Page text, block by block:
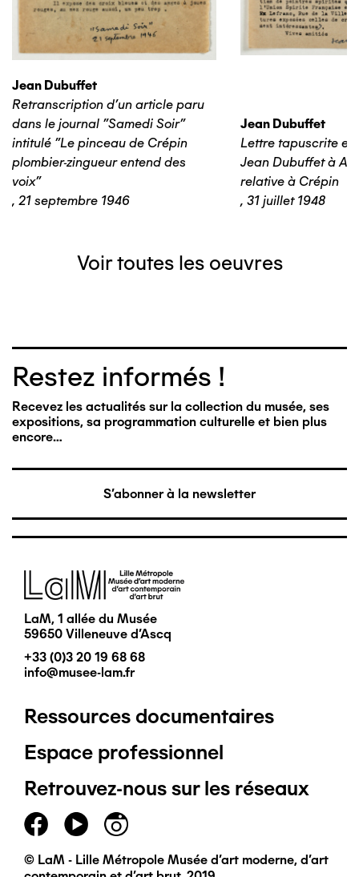
Jean Dubuffet
Retranscription d'un article paru
dans le journal "Samedi Soir"
intitulé "Le pinceau de Crépin
plombier-zingueur entend des
voix"
, 21 septembre 1946
Jean Dubuffet
Lettre tapuscrite et
Jean Dubuffet à
relative à Crépin
, 31 juillet 1948
Voir toutes les oeuvres
Restez informés !
Recevez les actualités sur la collection du musée, ses
expositions, sa programmation culturelle et bien plus
encore…
S'abonner à la newsletter
Image
LaM, 1 allée du Musée
59650 Villeneuve d'Ascq
+33 (0)3 20 19 68 68
info@musee-lam.fr
Pied
de
page
principal
Ressources documentaires
Espace professionnel
Retrouvez-nous sur les réseaux
© LaM - Lille Métropole Musée d'art moderne, d'art